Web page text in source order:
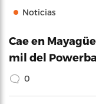
Noticias
Cae en
mil del
0